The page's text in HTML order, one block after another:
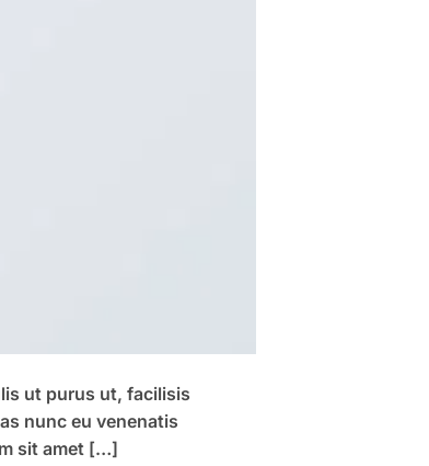
ut purus ut, facilisis
nunc eu venenatis
sit amet […]